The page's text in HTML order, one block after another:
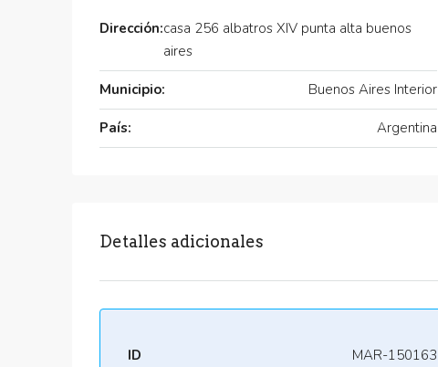
Dirección:casa 256 albatros XIV punta alta buenos
aires
Municipio: Buenos Aires Interior
País: Argentina
Detalles adicionales
ID MAR-150163